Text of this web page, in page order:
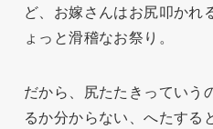
ど、お嫁さんはお尻叩かれ
ょっと滑稽なお祭り。
だから、尻たたきっていう
るか分からない、へたする